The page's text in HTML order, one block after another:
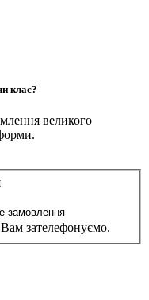
клас?
великого
замовлення
зателефонуємо.